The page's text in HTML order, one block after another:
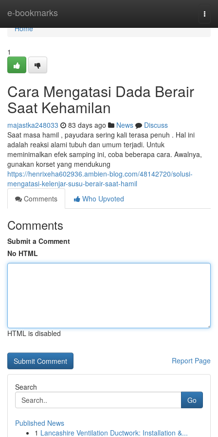
e-bookmarks
Home
Home
1
Cara Mengatasi Dada Berair
Saat Kehamilan
majastka248033 83 days ago News
Discuss
Saat masa hamil , payudara sering kali terasa penuh . Hal ini
adalah reaksi alami tubuh dan umum terjadi. Untuk
meminimalkan efek samping ini, coba beberapa cara. Awalnya,
gunakan korset yang mendukung
https://henrixeha602936.ambien-blog.com/48142720/solusi-
mengatasi-kelenjar-susu-berair-saat-hamil
Comments
Who Upvoted
Comments
Submit a Comment
No HTML
HTML is disabled
Report Page
Search
Go
Published News
1 Lancashire Ventilation Ductwork: Installation &...